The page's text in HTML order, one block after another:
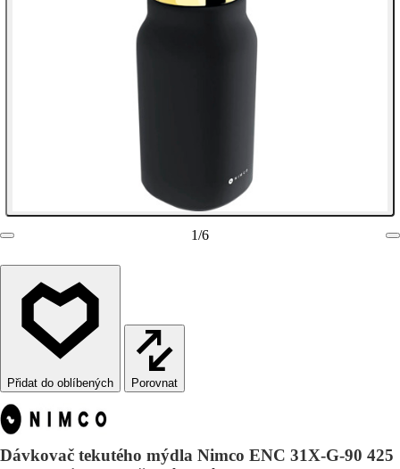
1/6
Porovnat
Dávkovač tekutého mýdla Nimco ENC 31X-G-90 425